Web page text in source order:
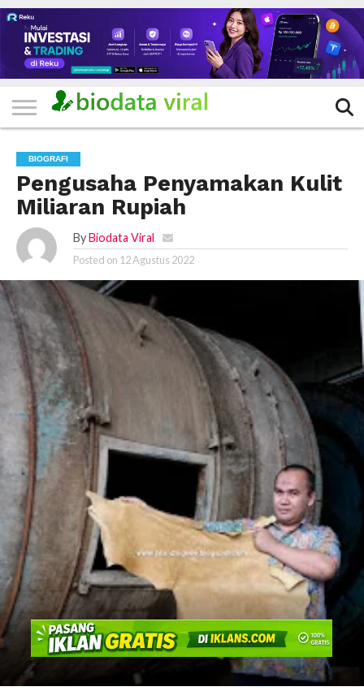
HOME
FILTER
KATEGORI
IKLAN
GRATIS
TERVIRAL
TRADING
KOMUNITAS
BERITA
BISNIS
LAINNYA
BIOGRAFI
Pengusaha Penyamakan Kulit
Miliaran Rupiah
By Biodata Viral
Posted on 12 Agustus 2022